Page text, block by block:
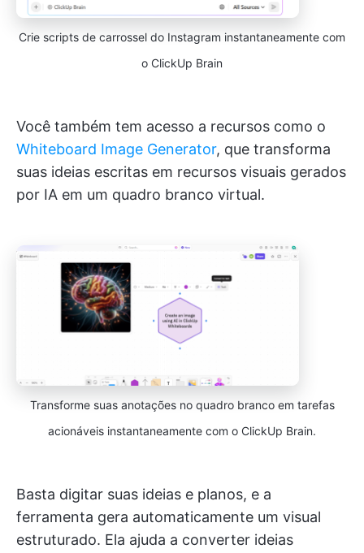
Crie scripts de carrossel do Instagram instantaneamente com
o ClickUp Brain
Você também tem acesso a recursos como o
Whiteboard Image Generator, que transforma
suas ideias escritas em recursos visuais gerados
por IA em um quadro branco virtual.
Transforme suas anotações no quadro branco em tarefas
acionáveis instantaneamente com o ClickUp Brain.
Basta digitar suas ideias e planos, e a
ferramenta gera automaticamente um visual
estruturado. Ela ajuda a converter ideias